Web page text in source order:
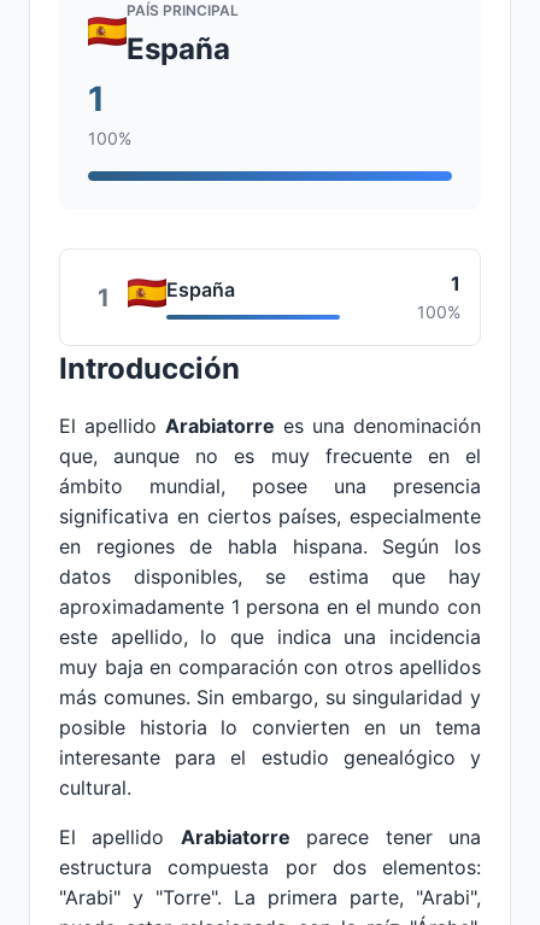
PAÍS PRINCIPAL
España
1
100%
1 España 1
100%
Introducción
El apellido Arabiatorre es una denominación
que, aunque no es muy frecuente en el
ámbito mundial, posee una presencia
significativa en ciertos países, especialmente
en regiones de habla hispana. Según los
datos disponibles, se estima que hay
aproximadamente 1 persona en el mundo con
este apellido, lo que indica una incidencia
muy baja en comparación con otros apellidos
más comunes. Sin embargo, su singularidad y
posible historia lo convierten en un tema
interesante para el estudio genealógico y
cultural.
El apellido Arabiatorre parece tener una
estructura compuesta por dos elementos:
"Arabi" y "Torre". La primera parte, "Arabi",